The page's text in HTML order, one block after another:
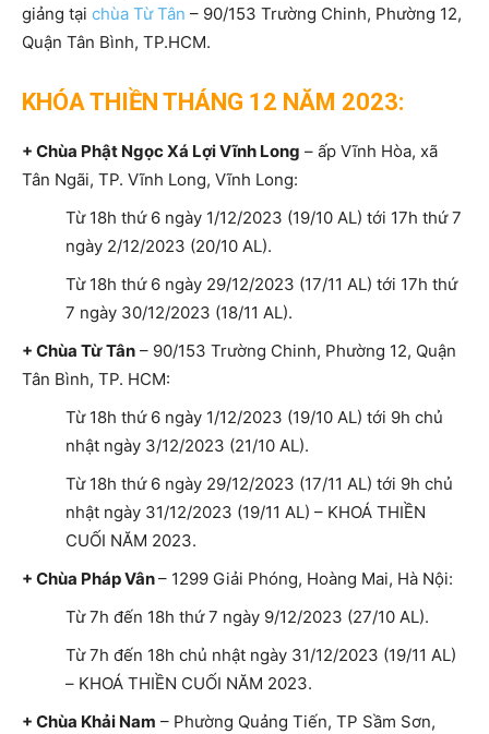
giảng tại chùa Từ Tân – 90/153 Trường Chinh, Phường 12,
Quận Tân Bình, TP.HCM.
KHÓA THIỀN THÁNG 12 NĂM 2023:
+ Chùa Phật Ngọc Xá Lợi Vĩnh Long – ấp Vĩnh Hòa, xã
Tân Ngãi, TP. Vĩnh Long, Vĩnh Long:
Từ 18h thứ 6 ngày 1/12/2023 (19/10 AL) tới 17h thứ 7
ngày 2/12/2023 (20/10 AL).
Từ 18h thứ 6 ngày 29/12/2023 (17/11 AL) tới 17h thứ
7 ngày 30/12/2023 (18/11 AL).
+ Chùa Từ Tân – 90/153 Trường Chinh, Phường 12, Quận
Tân Bình, TP. HCM:
Từ 18h thứ 6 ngày 1/12/2023 (19/10 AL) tới 9h chủ
nhật ngày 3/12/2023 (21/10 AL).
Từ 18h thứ 6 ngày 29/12/2023 (17/11 AL) tới 9h chủ
nhật ngày 31/12/2023 (19/11 AL) – KHOÁ THIỀN
CUỐI NĂM 2023.
+ Chùa Pháp Vân– 1299 Giải Phóng, Hoàng Mai, Hà Nội:
Từ 7h đến 18h thứ 7 ngày 9/12/2023 (27/10 AL).
Từ 7h đến 18h chủ nhật ngày 31/12/2023 (19/11 AL)
– KHOÁ THIỀN CUỐI NĂM 2023.
+ Chùa Khải Nam – Phường Quảng Tiến, TP Sầm Sơn,